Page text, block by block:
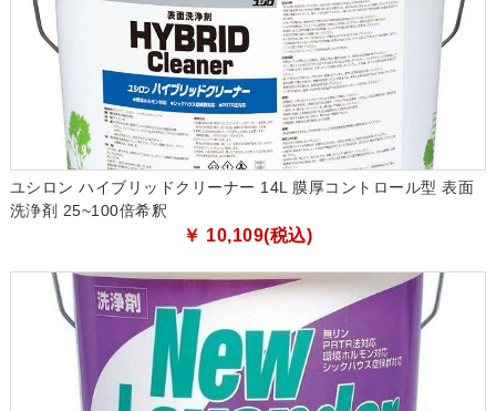
ユシロン ハイブリッドクリーナー 14L 膜厚コントロール型 表面
洗浄剤 25~100倍希釈
￥ 10,109(税込)